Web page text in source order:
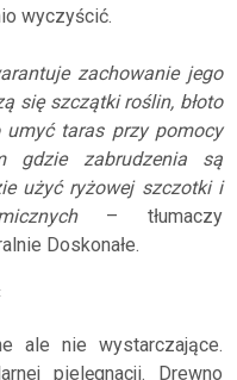
wyczyścić.
zachowanie jego
się szczątki roślin, błoto
taras przy pomocy
gdzie zabrudzenia są
użyć ryżowej szczotki i
– tłumaczy
Doskonałe.
ale nie wystarczające.
pielęgnacji. Drewno